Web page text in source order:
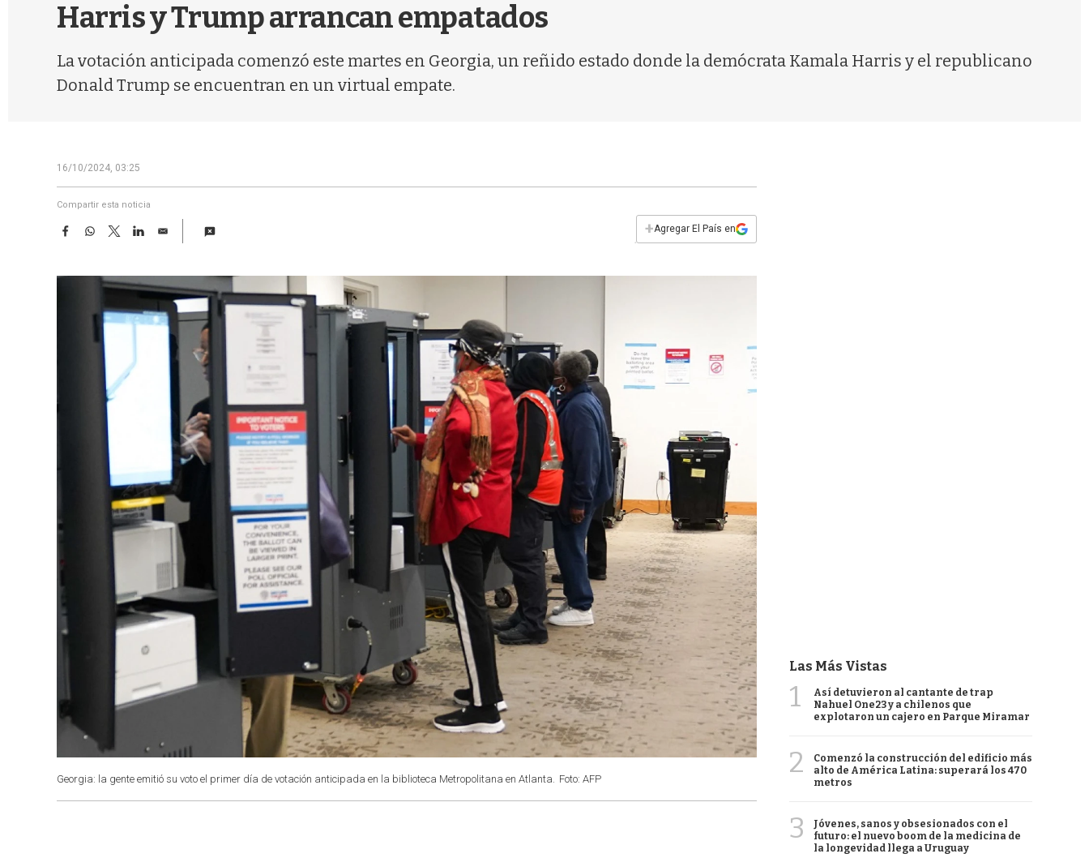
Harris y Trump arrancan empatados
La votación anticipada comenzó este martes en Georgia, un reñido estado donde la demócrata Kamala Harris y el republicano
Donald Trump se encuentran en un virtual empate.
16/10/2024, 03:25
Compartir esta noticia
F
e
W
t
p
T
w
t
t
e
r
L
k
e
d
I
E
i
l
+Agregar El País en
Georgia: la gente emitió su voto el primer día de votación anticipada en la biblioteca Metropolitana en Atlanta. Foto: AFP
Las Más Vistas
1
Así detuvieron al cantante de trap
Nahuel One23 y a chilenos que
explotaron un cajero en Parque Miramar
2
Comenzó la construcción del edificio más
alto de América Latina: superará los 470
metros
3
Jóvenes, sanos y obsesionados con el
futuro: el nuevo boom de la medicina de
la longevidad llega a Uruguay